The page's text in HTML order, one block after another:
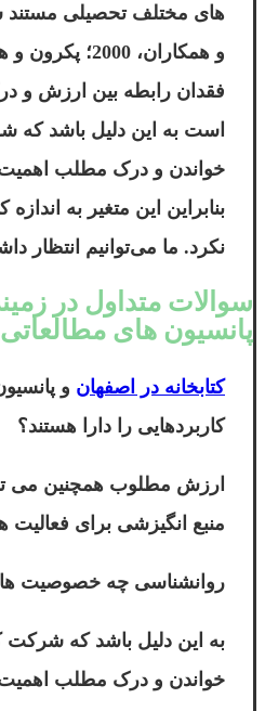
های مختلف تحصیلی
فقدان رابطه بین ارزش و
است به این دلیل باشد که
خواندن و درک مطلب اهمیت
بنابراین این متغیر به اندازه
نکرد. ما می‌توانیم انتظار
سوالات متداول در
پانسیون های
کتابخانه در اصفهان و
کاربردهایی را دارا هستند؟
ارزش مطلوب همچنین می
منبع انگیزشی برای فعالیت
روانشناسی چه خصوصیت
به این دلیل باشد که شرکت
خواندن و درک مطلب اهمیت